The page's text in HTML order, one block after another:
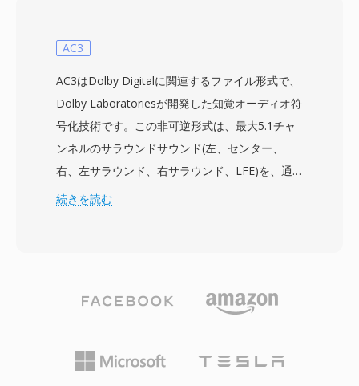
デコードできます。AMBファイルは通常、非圧
どのツールで処理されます。中核的な利点は空間
的な柔軟性です — クリエイターは1つのマスタ
ーファイルを作成するだけで、ステレオ、サラウ
ンド、イマーシブ再生に適応できます。また、こ
の形式は優雅にスケールします。高次アンビソニ
クスは同じ数学的フレームワーク上でチャンネル
げ、YouTubeなどのプラットフォームでイマー
シブメディア配信に採用されています。
AC3
AC3はDolby Digitalに関連するファイル形式で、
Dolby Laboratoriesが開発した知覚オーディオ符
号化技術です。この非可逆形式は、最大5.1チャ
ンネルのサラウンドサウンド(左、センター、
右、左サラウンド、右サラウンド、LFE)を、通
常192から640 kbpsのビットストリームにエンコ
す。AC3はDVD-Videoの必須オーディオ規格とな
(ATSC)、ストリーミング配信で広く使用されて
います。主な利点はマルチチャンネルサラウンド
続きを読む